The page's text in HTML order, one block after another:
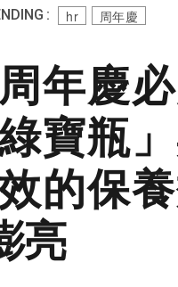
: hr 周年慶
年慶
寶瓶
的保
亮